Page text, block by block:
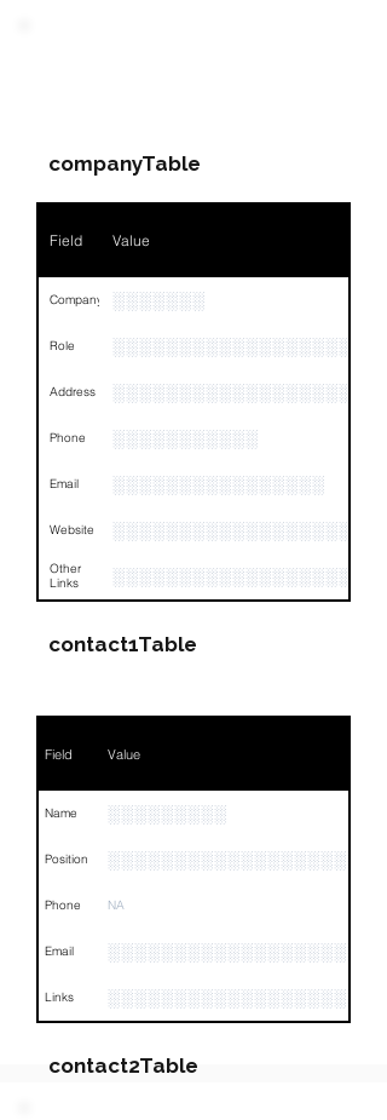
companyTable
Field Value
Company ░░░░░░░
Role ░░░░░░░░░░░░░░░░░░░
Address
Phone ░░░░░░░░░░░
Email ░░░░░░░░░░░░░░░░
Website
Other
Links
contact1Table
Field Value
Name ░░░░░░░░░
Position
Phone NA
Email
Links
contact2Table